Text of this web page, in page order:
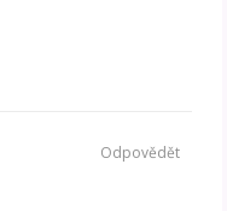
Odpovědět